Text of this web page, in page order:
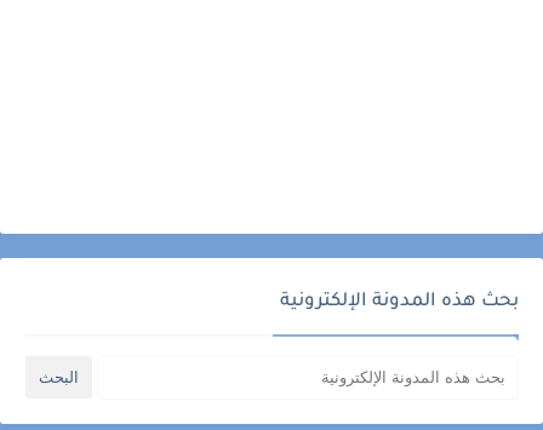
بحث هذه المدونة الإلكترونية